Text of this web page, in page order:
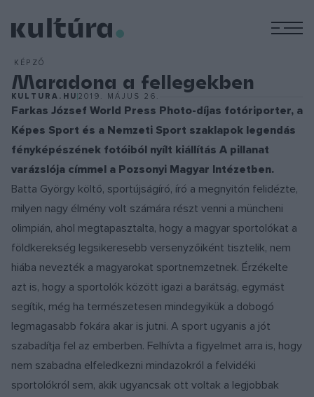
KÉPZŐ
Maradona a fellegekben
KULTURA.HU 2019. MÁJUS 26.
Farkas József World Press Photo-díjas fotóriporter, a
Képes Sport és a Nemzeti Sport szaklapok legendás
fényképészének fotóiból nyílt kiállítás A pillanat
varázslója címmel a Pozsonyi Magyar Intézetben.
Batta György költő, sportújságíró, író a megnyitón felidézte,
milyen nagy élmény volt számára részt venni a müncheni
olimpián, ahol megtapasztalta, hogy a magyar sportolókat a
földkerekség legsikeresebb versenyzőiként tisztelik, nem
hiába nevezték a magyarokat sportnemzetnek. Érzékelte
azt is, hogy a sportolók között igazi a barátság, egymást
segítik, még ha természetesen mindegyikük a dobogó
legmagasabb fokára akar is jutni. A sport ugyanis a jót
szabadítja fel az emberben. Felhívta a figyelmet arra is, hogy
nem szabadna elfeledkezni mindazokról a felvidéki
sportolókról sem, akik ugyancsak ott voltak a legjobbak